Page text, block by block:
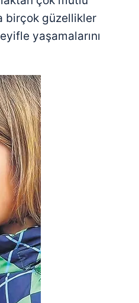
birçok güzellikler
yaşamalarını